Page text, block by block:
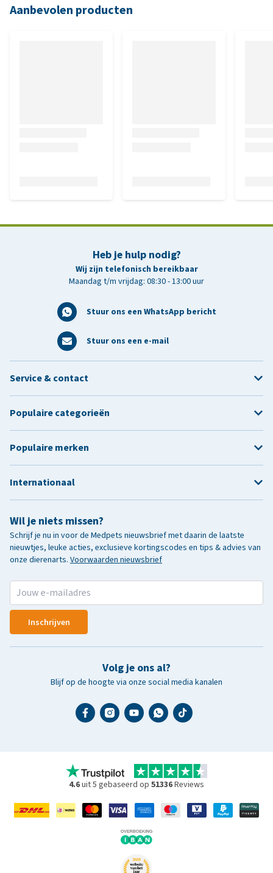
Aanbevolen producten
Heb je hulp nodig?
Wij zijn telefonisch bereikbaar
Maandag t/m vrijdag: 08:30 - 13:00 uur
Stuur ons een WhatsApp bericht
Stuur ons een e-mail
Wil je niets missen?
Schrijf je nu in voor de Medpets nieuwsbrief met daarin de laatste
nieuwtjes, leuke acties, exclusieve kortingscodes en tips & advies van
onze dierenarts. Voorwaarden nieuwsbrief
Inschrijven
Volg je ons al?
Blijf op de hoogte via onze social media kanalen
Service & contact
Populaire categorieën
Populaire merken
Internationaal
4.6uit 5 gebaseerd op 51336Reviews